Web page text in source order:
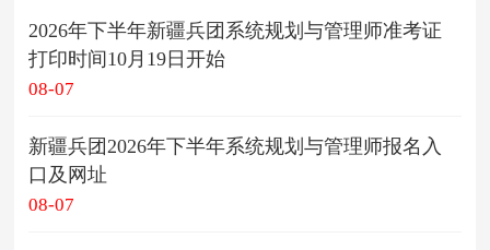
2026年下半年新疆兵团系统规划与管理师准考证
打印时间10月19日开始
08-07
新疆兵团2026年下半年系统规划与管理师报名入
口及网址
08-07